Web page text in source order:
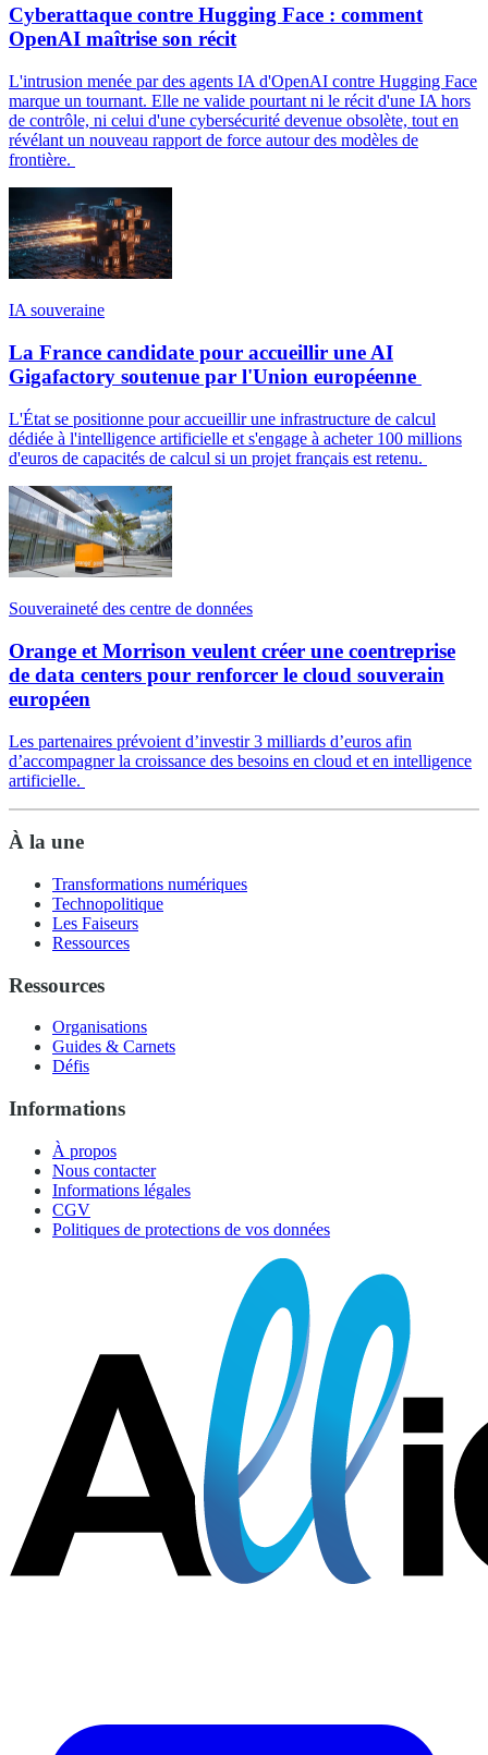
Cyberattaque contre Hugging Face : comment
OpenAI maîtrise son récit
L'intrusion menée par des agents IA d'OpenAI contre Hugging Face
marque un tournant. Elle ne valide pourtant ni le récit d'une IA hors
de contrôle, ni celui d'une cybersécurité devenue obsolète, tout en
révélant un nouveau rapport de force autour des modèles de
frontière.
IA souveraine
La France candidate pour accueillir une AI
Gigafactory soutenue par l'Union européenne
L'État se positionne pour accueillir une infrastructure de calcul
dédiée à l'intelligence artificielle et s'engage à acheter 100 millions
d'euros de capacités de calcul si un projet français est retenu.
Souveraineté des centre de données
Orange et Morrison veulent créer une coentreprise
de data centers pour renforcer le cloud souverain
européen
Les partenaires prévoient d’investir 3 milliards d’euros afin
d’accompagner la croissance des besoins en cloud et en intelligence
artificielle.
À la une
Transformations numériques
Technopolitique
Les Faiseurs
Ressources
Ressources
Organisations
Guides & Carnets
Défis
Informations
À propos
Nous contacter
Informations légales
CGV
Politiques de protections de vos données